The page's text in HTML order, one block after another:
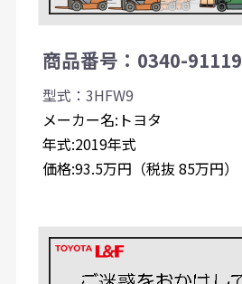
商品番号：0340-91119
型式：3HFW9
メーカー名:トヨタ
年式:2019年式
価格:93.5万円（税抜 85万円）